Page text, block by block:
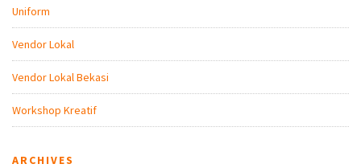
Uniform
Vendor Lokal
Vendor Lokal Bekasi
Workshop Kreatif
ARCHIVES